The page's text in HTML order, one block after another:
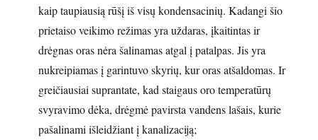
kaip taupiausią rūšį iš visų kondensacinių. Kadangi šio
prietaiso veikimo režimas yra uždaras, įkaitintas ir
drėgnas oras nėra šalinamas atgal į patalpas. Jis yra
nukreipiamas į garintuvo skyrių, kur oras atšaldomas. Ir
greičiausiai suprantate, kad staigaus oro temperatūrų
svyravimo dėka, drėgmė pavirsta vandens lašais, kurie
pašalinami išleidžiant į kanalizaciją;